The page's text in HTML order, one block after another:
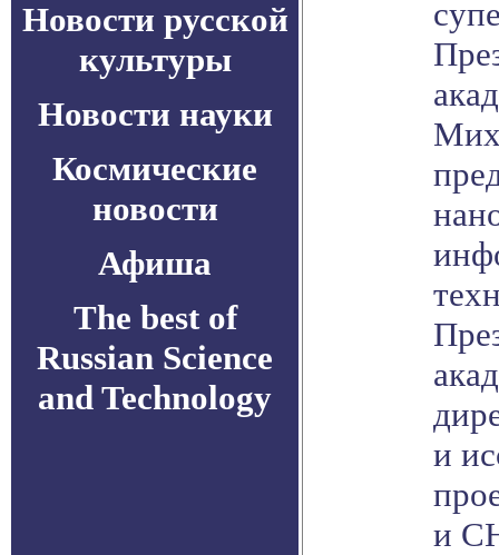
Новости русской
культуры
Новости науки
Космические
новости
Афиша
The best of
Russian Science
and Technology
и
и